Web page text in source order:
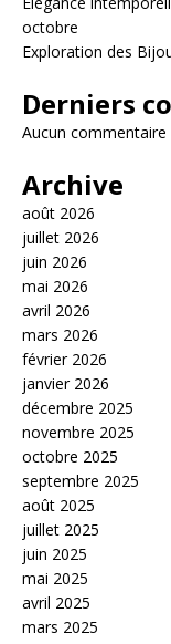
octobre
Exploration des
Derniers
Aucun commentaire
Archive
août 2026
juillet 2026
juin 2026
mai 2026
avril 2026
mars 2026
février 2026
janvier 2026
décembre 2025
novembre 2025
octobre 2025
septembre 2025
août 2025
juillet 2025
juin 2025
mai 2025
avril 2025
mars 2025